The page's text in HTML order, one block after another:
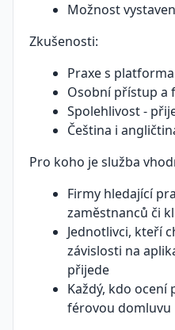
Možnost
Zkušenosti:
Praxe s
Osobní přístup a
Spolehlivost -
Čeština i
Pro koho je služba
Firmy hledající
zaměstnanců či
Jednotlivci, kteří
závislosti na
přijede
Každý, kdo
férovou domluvu